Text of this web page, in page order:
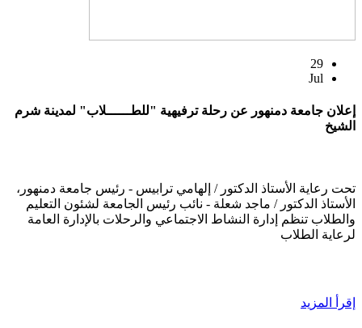
29
Jul
إعلان جامعة دمنهور عن رحلة ترفيهية "للطــــــلاب" لمدينة شرم
الشيخ
تحت رعاية الأستاذ الدكتور / إلهامي ترابيس - رئيس جامعة دمنهور،
الأستاذ الدكتور / ماجد شعلة - نائب رئيس الجامعة لشئون التعليم
والطلاب تنظم إدارة النشاط الاجتماعي والرحلات بالإدارة العامة
لرعاية الطلاب
إقرأ المزيد